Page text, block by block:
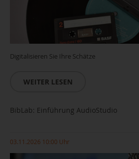
Digitalisieren Sie Ihre Schätze
WEITER LESEN
BibLab: Einführung AudioStudio
03.11.2026 10:00 Uhr